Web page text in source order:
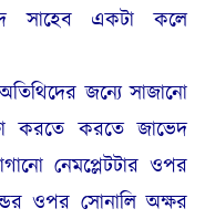
সাহেব একটা কলে
জন্যে সাজানো
করতে করতে জাভেদ
নেমপ্লেটটার ওপর
ওপর সোনালি অক্ষর